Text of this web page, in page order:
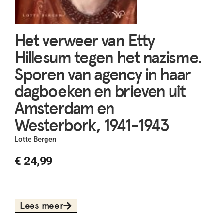
Het verweer van Etty
Hillesum tegen het nazisme.
Sporen van agency in haar
dagboeken en brieven uit
Amsterdam en
Westerbork, 1941-1943
Lotte Bergen
€ 24,99
Lees meer